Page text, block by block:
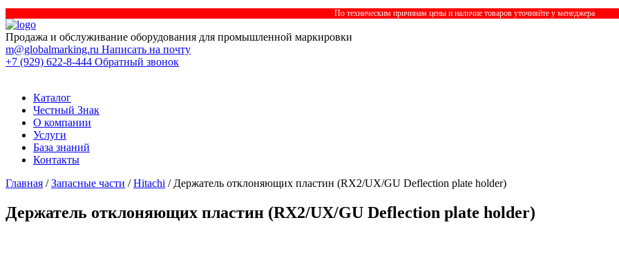
По техническим причинам цены и наличие товаров уточняйте у менеджера
Продажа и обслуживание оборудования для промышленной маркировки
m@globalmarking.ru Написать на почту
+7 (929) 622-8-444 Обратный звонок
Каталог
Честный Знак
О компании
Услуги
База знаний
Контакты
Главная /Запасные части /Hitachi / Держатель отклоняющих пластин (RX2/UX/GU Deflection plate holder)
Держатель отклоняющих пластин (RX2/UX/GU Deflection plate holder)